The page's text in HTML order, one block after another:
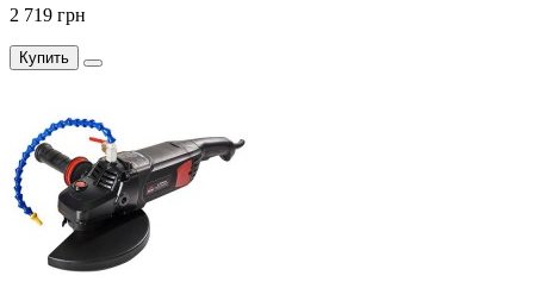
2 719 грн
Купить